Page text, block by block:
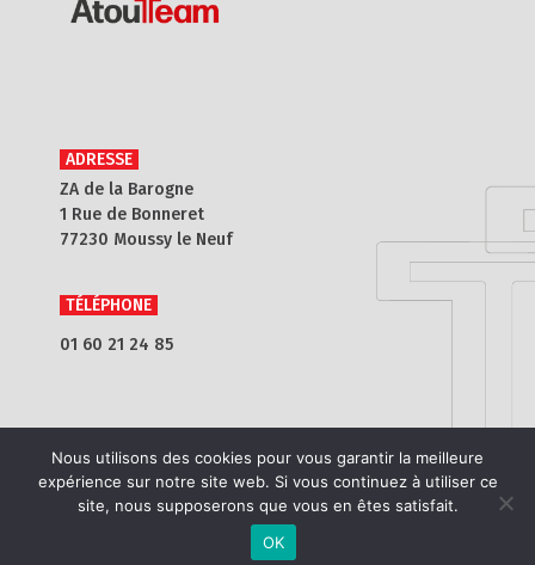
ADRESSE
ZA de la Barogne
1 Rue de Bonneret
77230 Moussy le Neuf
TÉLÉPHONE
01 60 21 24 85
Mentions légales
Nous utilisons des cookies pour vous garantir la meilleure
expérience sur notre site web. Si vous continuez à utiliser ce
site, nous supposerons que vous en êtes satisfait.
OK